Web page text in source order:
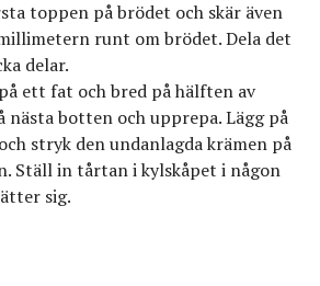
toppen på brödet och skär även
runt om brödet. Dela det
delar.
ett fat och bred på hälften av
nästa botten och upprepa. Lägg på
stryk den undanlagda krämen på
Ställ in tårtan i kylskåpet i någon
sig.